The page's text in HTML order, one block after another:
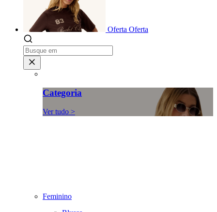
Oferta Oferta
Categoria
Ver tudo >
Feminino